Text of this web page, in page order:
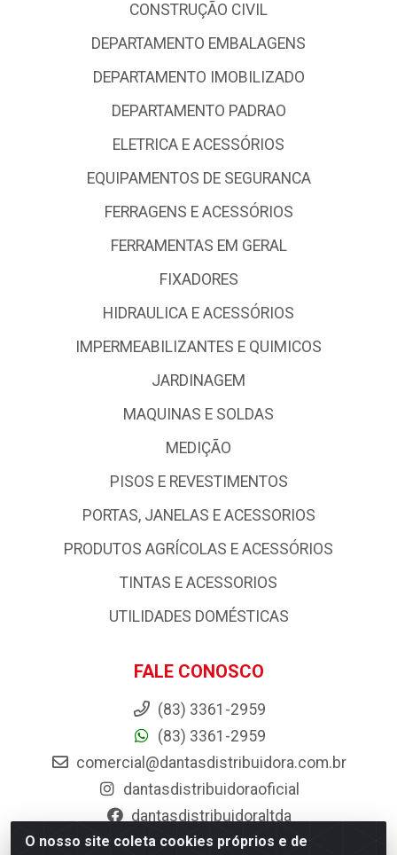
O nosso site coleta cookies próprios e de
CONSTRUÇÃO CIVIL
DEPARTAMENTO EMBALAGENS
DEPARTAMENTO IMOBILIZADO
DEPARTAMENTO PADRAO
ELETRICA E ACESSÓRIOS
EQUIPAMENTOS DE SEGURANCA
FERRAGENS E ACESSÓRIOS
FERRAMENTAS EM GERAL
FIXADORES
HIDRAULICA E ACESSÓRIOS
IMPERMEABILIZANTES E QUIMICOS
JARDINAGEM
MAQUINAS E SOLDAS
MEDIÇÃO
PISOS E REVESTIMENTOS
PORTAS, JANELAS E ACESSORIOS
PRODUTOS AGRÍCOLAS E ACESSÓRIOS
TINTAS E ACESSORIOS
UTILIDADES DOMÉSTICAS
FALE CONOSCO
(83) 3361-2959
(83) 3361-2959
comercial@dantasdistribuidora.com.br
dantasdistribuidoraoficial
dantasdistribuidoraltda